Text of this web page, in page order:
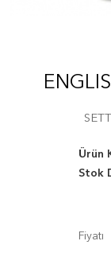
Ürün
Stok
Fiyatı